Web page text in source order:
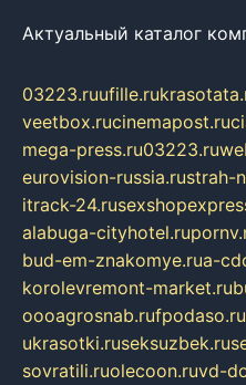
Актуальный каталог
03223.ruufille.ru
veetbox.rucinemapost.ru
mega-press.ru03223.ru
eurovision-russia.rustrah-
itrack-24.ru
alabuga-cityhotel.ru
bud-em-znakomye.rua-
korolevremont-market.ru
oooagrosnab.rufpodaso.ru
ukrasotki.ruseksuzbek.ru
sovratili.ruolecoon.ruvd-